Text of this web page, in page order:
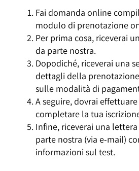
Fai domanda online
modulo di prenotazione
Per prima cosa, riceverai
da parte nostra.
Dopodiché, riceverai una
dettagli della
sulle modalità di
A seguire, dovrai
completare la tua
Infine, riceverai una
parte nostra (via e-mail)
informazioni sul test.